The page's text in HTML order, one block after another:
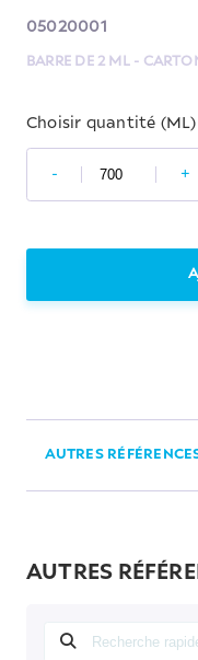
05020001
BARRE DE 2 ML -
Choisir quantité (ML)
- +
AUTRES
AUTRES